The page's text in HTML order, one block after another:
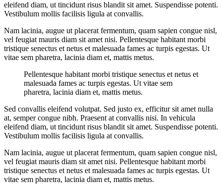
eleifend diam, ut tincidunt risus blandit sit amet. Suspendisse potenti.
Vestibulum mollis facilisis ligula at convallis.
Nam lacinia, augue ut placerat fermentum, quam sapien congue nisl,
vel feugiat mauris diam sit amet nisi. Pellentesque habitant morbi
tristique senectus et netus et malesuada fames ac turpis egestas. Ut
vitae sem pharetra, lacinia diam et, mattis metus.
Pellentesque habitant morbi tristique senectus et netus et
malesuada fames ac turpis egestas. Ut vitae sem
pharetra, lacinia diam et, mattis metus.
Sed convallis eleifend volutpat. Sed justo ex, efficitur sit amet nulla
at, semper congue nibh. Praesent at convallis nisi. In vehicula
eleifend diam, ut tincidunt risus blandit sit amet. Suspendisse potenti.
Vestibulum mollis facilisis ligula at convallis.
Nam lacinia, augue ut placerat fermentum, quam sapien congue nisl,
vel feugiat mauris diam sit amet nisi. Pellentesque habitant morbi
tristique senectus et netus et malesuada fames ac turpis egestas. Ut
vitae sem pharetra, lacinia diam et, mattis metus.